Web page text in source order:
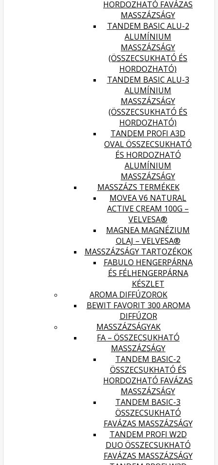
HORDOZHATÓ FAVÁZAS
MASSZÁZSÁGY
TANDEM BASIC ALU-2
ALUMÍNIUM
MASSZÁZSÁGY
(ÖSSZECSUKHATÓ ÉS
HORDOZHATÓ)
TANDEM BASIC ALU-3
ALUMÍNIUM
MASSZÁZSÁGY
(ÖSSZECSUKHATÓ ÉS
HORDOZHATÓ)
TANDEM PROFI A3D
OVAL ÖSSZECSUKHATÓ
ÉS HORDOZHATÓ
ALUMÍNIUM
MASSZÁZSÁGY
MASSZÁZS TERMÉKEK
MOVEA V6 NATURAL
ACTIVE CREAM 100G –
VELVESA®
MAGNEA MAGNÉZIUM
OLAJ – VELVESA®
MASSZÁZSÁGY TARTOZÉKOK
FABULO HENGERPÁRNA
ÉS FÉLHENGERPÁRNA
KÉSZLET
AROMA DIFFÚZOROK
BEWIT FAVORIT 300 AROMA
DIFFÚZOR
MASSZÁZSÁGYAK
FA – ÖSSZECSUKHATÓ
MASSZÁZSÁGY
TANDEM BASIC-2
ÖSSZECSUKHATÓ ÉS
HORDOZHATÓ FAVÁZAS
MASSZÁZSÁGY
TANDEM BASIC-3
ÖSSZECSUKHATÓ
FAVÁZAS MASSZÁZSÁGY
TANDEM PROFI W2D
DUO ÖSSZECSUKHATÓ
FAVÁZAS MASSZÁZSÁGY